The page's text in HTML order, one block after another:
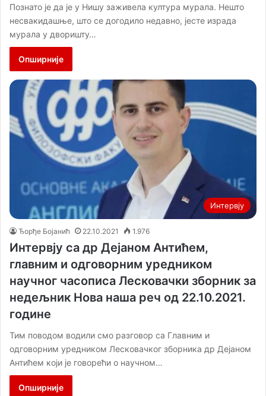
Познато је да је у Нишу заживела култура мурала. Нешто
несвакидашње, што се догодило недавно, јесте израда
мурала у дворишту…
Опширније
Интервју
Ђорђе Бојанић 22.10.2021 1.976
Интервју са др Дејаном Антићем,
главним и одговорним уредником
научног часописа Лесковачки зборник за
недељник Нова наша реч од 22.10.2021.
године
Тим поводом водили смо разговор са Главним и
одговорним уредником Лесковачког зборника др Дејаном
Антићем који је говорећи о научном…
Опширније